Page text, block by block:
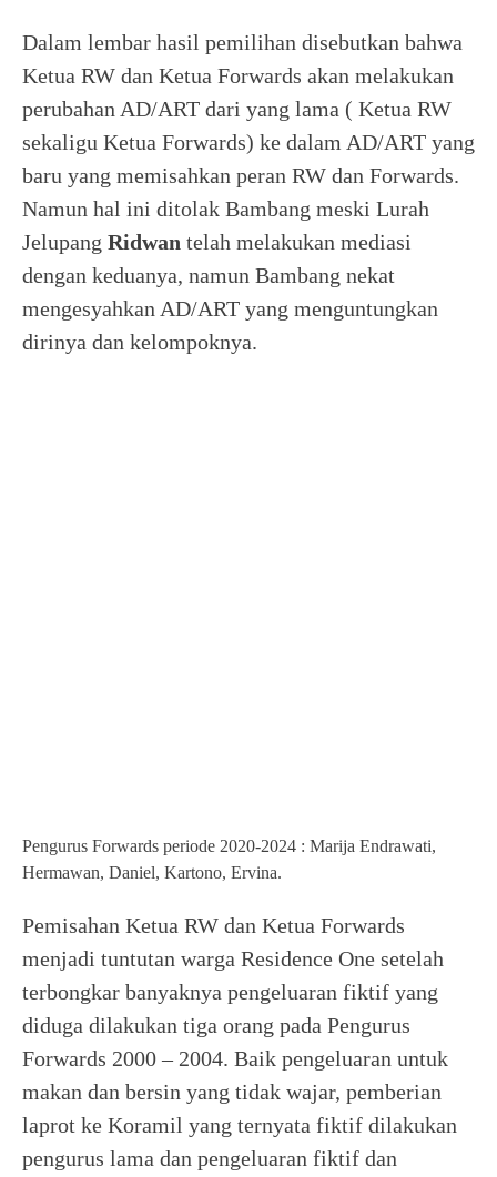
Dalam lembar hasil pemilihan disebutkan bahwa
Ketua RW dan Ketua Forwards akan melakukan
perubahan AD/ART dari yang lama ( Ketua RW
sekaligu Ketua Forwards) ke dalam AD/ART yang
baru yang memisahkan peran RW dan Forwards.
Namun hal ini ditolak Bambang meski Lurah
Jelupang Ridwan telah melakukan mediasi
dengan keduanya, namun Bambang nekat
mengesyahkan AD/ART yang menguntungkan
dirinya dan kelompoknya.
Pengurus Forwards periode 2020-2024 : Marija Endrawati,
Hermawan, Daniel, Kartono, Ervina.
Pemisahan Ketua RW dan Ketua Forwards
menjadi tuntutan warga Residence One setelah
terbongkar banyaknya pengeluaran fiktif yang
diduga dilakukan tiga orang pada Pengurus
Forwards 2000 – 2004. Baik pengeluaran untuk
makan dan bersin yang tidak wajar, pemberian
laprot ke Koramil yang ternyata fiktif dilakukan
pengurus lama dan pengeluaran fiktif dan